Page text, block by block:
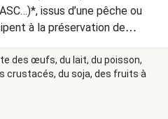
issus d’une pêche ou
à la préservation de
environnementaux
selon
des œufs, du lait, du poisson,
crustacés, du soja, des fruits à